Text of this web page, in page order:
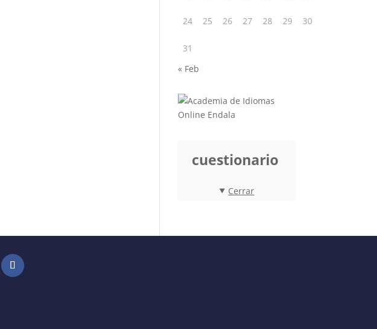
24 25 26 27 28 29 30
31
« Feb
cuestionario
Cerrar
Facebook